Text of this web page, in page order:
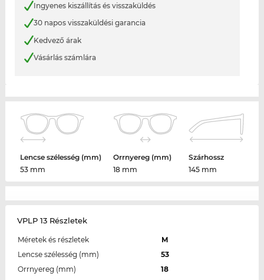
Ingyenes kiszállítás és visszaküldés
30 napos visszaküldési garancia
Kedvező árak
Vásárlás számlára
Lencse szélesség (mm)
53 mm
Orrnyereg (mm)
18 mm
Szárhossz
145 mm
VPLP 13 Részletek
Méretek és részletek
M
Lencse szélesség (mm)
53
Orrnyereg (mm)
18